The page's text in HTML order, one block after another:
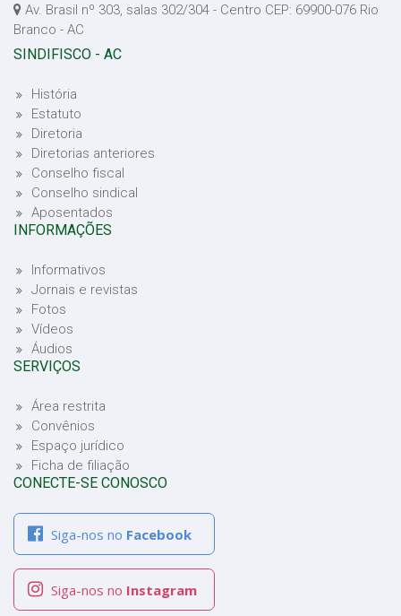
Av. Brasil nº 303, salas 302/304 - Centro CEP: 69900-076 Rio
Branco - AC
SINDIFISCO - AC
História
Estatuto
Diretoria
Diretorias anteriores
Conselho fiscal
Conselho sindical
Aposentados
INFORMAÇÕES
Informativos
Jornais e revistas
Fotos
Vídeos
Áudios
SERVIÇOS
Área restrita
Convênios
Espaço jurídico
Ficha de filiação
CONECTE-SE CONOSCO
Siga-nos no Facebook
Siga-nos no Instagram